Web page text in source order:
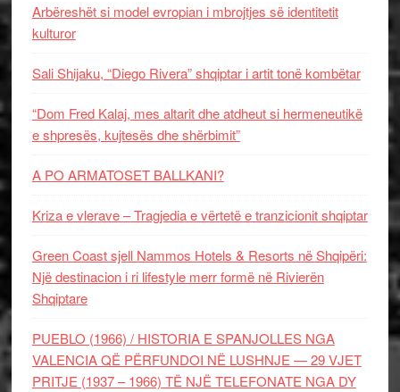
Arbëreshët si model evropian i mbrojtjes së identitetit
kulturor
Sali Shijaku, “Diego Rivera” shqiptar i artit tonë kombëtar
“Dom Fred Kalaj, mes altarit dhe atdheut si hermeneutikë
e shpresës, kujtesës dhe shërbimit”
A PO ARMATOSET BALLKANI?
Kriza e vlerave – Tragjedia e vërtetë e tranzicionit shqiptar
Green Coast sjell Nammos Hotels & Resorts në Shqipëri:
Një destinacion i ri lifestyle merr formë në Rivierën
Shqiptare
PUEBLO (1966) / HISTORIA E SPANJOLLES NGA
VALENCIA QË PËRFUNDOI NË LUSHNJE — 29 VJET
PRITJE (1937 – 1966) TË NJË TELEFONATE NGA DY